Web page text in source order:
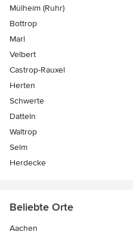
Mülheim (Ruhr)
Bottrop
Marl
Velbert
Castrop-Rauxel
Herten
Schwerte
Datteln
Waltrop
Selm
Herdecke
Beliebte Orte
Aachen